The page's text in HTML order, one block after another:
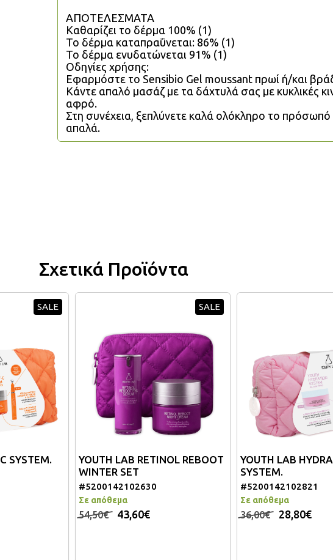
ΑΠΟΤΕΛΕΣΜΑΤΑ
Καθαρίζει το δέρμα 100% (1)
Το δέρμα καταπραΰνεται: 86% (1)
Το δέρμα ενυδατώνεται 91% (1)
Οδηγίες χρήσης:
Εφαρμόστε το Sensibio Gel moussant πρωί ή/και
Κάντε απαλό μασάζ με τα δάχτυλά σας με κυκλικές
αφρό.
Στη συνέχεια, ξεπλύνετε καλά ολόκληρο το
απαλά.
Σχετικά Προϊόντα
YOUTH LAB RETINOL REBOOT
WINTER SET
#5200142102630
Σε απόθεμα
43,60€
YOUTH LAB HYDRATION
SYSTEM.
#5200142102821
Σε απόθεμα
28,80€